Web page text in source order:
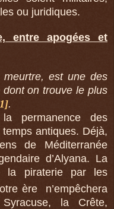
ou juridiques.
entre apogées et
est une des
dont on trouve le plus
.
permanence des
antiques. Déjà,
de Méditerranée
d’Alyana. La
la piraterie par les
ère
n’empêchera
la Crête,